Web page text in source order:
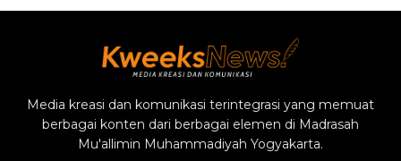
Media kreasi dan komunikasi terintegrasi yang memuat
berbagai konten dari berbagai elemen di Madrasah
Mu'allimin Muhammadiyah Yogyakarta.